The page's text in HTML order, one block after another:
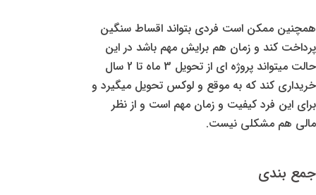
همچنین ممکن است فردی بتواند اقساط سنگین
پرداخت کند و زمان هم برایش مهم باشد در این
حالت میتواند پروژه ای از تحویل 3 ماه تا 2 سال
خریداری کند که به موقع و لوکس تحویل میگیرد و
برای این فرد کیفیت و زمان مهم است و از نظر
مالی هم مشکلی نیست.
جمع بندی